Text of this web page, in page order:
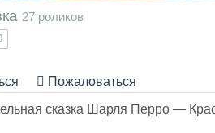
27 роликов
Пожаловаться
сказка Шарля Перро —